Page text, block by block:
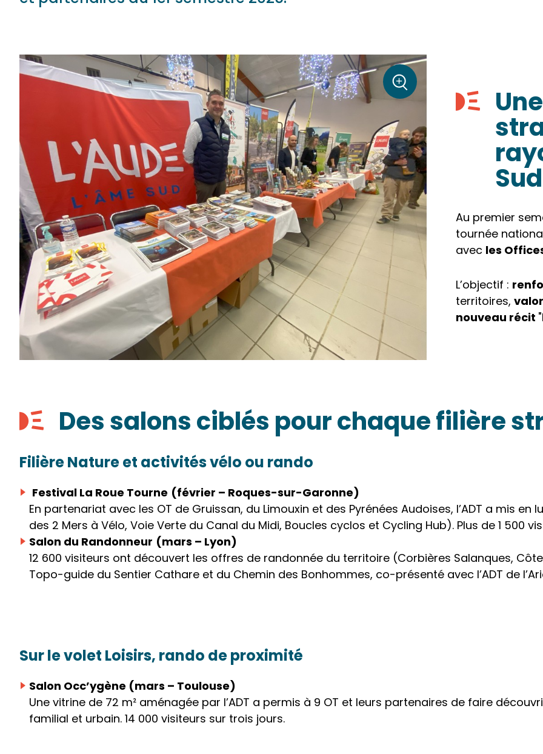
Au premier
tournée
avec les
L’objectif :
territoires,
nouveau récit
Zoom
+
sur la photo
Des salons ciblés pour chaque filière
Filière Nature et activités vélo ou rando
Festival La Roue Tourne (février – Roques-sur-Garonne)
En partenariat avec les OT de Gruissan, du Limouxin et des Pyrénées Audoises, l’ADT a mis
des 2 Mers à Vélo, Voie Verte du Canal du Midi, Boucles cyclos et Cycling Hub). Plus de 1 500
Salon du Randonneur (mars – Lyon)
12 600 visiteurs ont découvert les offres de randonnée du territoire (Corbières Salanques,
Topo-guide du Sentier Cathare et du Chemin des Bonhommes, co-présenté avec l’ADT de
Sur le volet Loisirs, rando de proximité
Salon Occ’ygène (mars – Toulouse)
Une vitrine de 72 m² aménagée par l’ADT a permis à 9 OT et leurs partenaires de faire
familial et urbain. 14 000 visiteurs sur trois jours.